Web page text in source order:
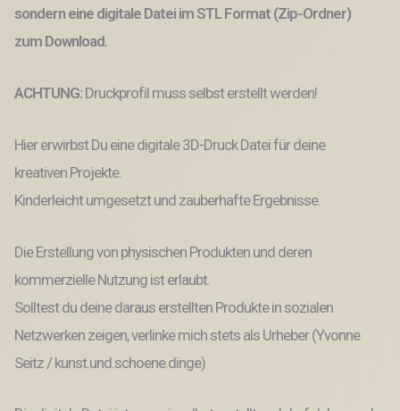
Hochzeitsgeschenk
Druck
Braut
Menge
sondern eine digitale Datei im STL Format (Zip-Ordner)
zum Download.
ACHTUNG: Druckprofil muss selbst erstellt werden!
Hier erwirbst Du eine digitale 3D-Druck Datei für deine
kreativen Projekte.
Kinderleicht umgesetzt und zauberhafte Ergebnisse.
Die Erstellung von physischen Produkten und deren
kommerzielle Nutzung ist erlaubt.
Solltest du deine daraus erstellten Produkte in sozialen
Netzwerken zeigen, verlinke mich stets als Urheber (Yvonne
Seitz / kunst.und.schoene.dinge)